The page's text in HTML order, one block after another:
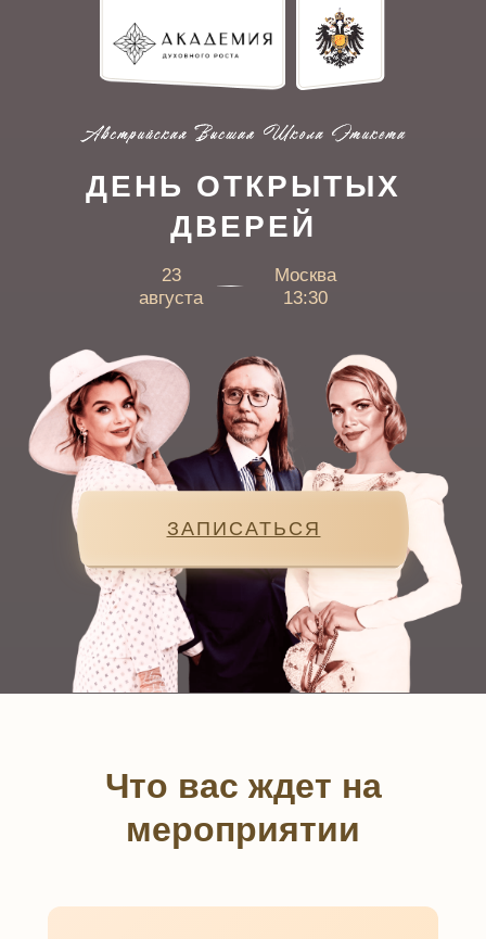
23
августа
Москва
13:30
ДЕНЬ ОТКРЫТЫХ
ДВЕРЕЙ
ЗАПИСАТЬСЯ
ЗАПИСАТЬСЯ
Что вас ждет на
мероприятии